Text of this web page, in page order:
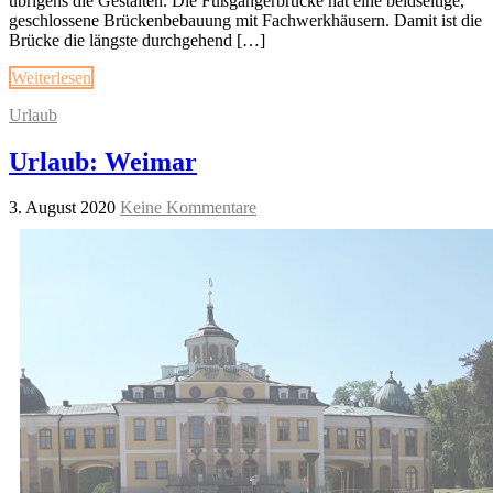
geschlossene Brückenbebauung mit Fachwerkhäusern. Damit ist die
Brücke die längste durchgehend […]
Weiterlesen
Urlaub
Urlaub: Weimar
3. August 2020 Keine Kommentare